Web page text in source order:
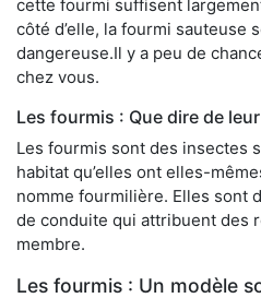
cette fourmi suffisent
côté d’elle, la fourmi sauteuse
dangereuse.Il y a peu de
chez vous.
Les fourmis : Que dire de
Les fourmis sont des insectes
habitat qu’elles ont elles-
nomme fourmilière. Elles sont
de conduite qui attribuent des
membre.
Les fourmis : Un modèle